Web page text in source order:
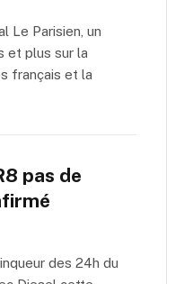
Le Parisien, un
et plus sur la
français et la
pas de
des 24h du